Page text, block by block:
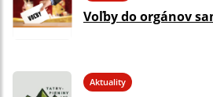
Voľby do orgánov
Aktuality